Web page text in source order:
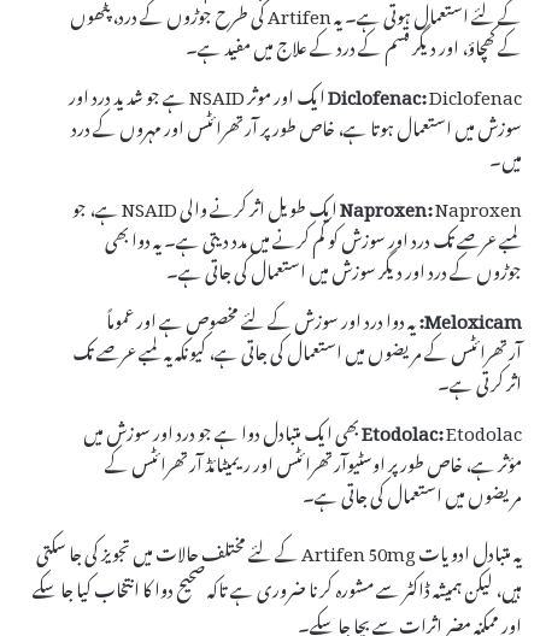
کے لئے استعمال ہوتی ہے۔ یہ Artifen کی طرح جوڑوں کے درد، پٹھوں
کے کھچاؤ، اور دیگر قسم کے درد کے علاج میں مفید ہے۔
Diclofenac:
Diclofenac ایک اور موثر NSAID ہے جو شدید درد اور
سوزش میں استعمال ہوتا ہے، خاص طور پر آرتھرائٹس اور مہروں کے درد
میں۔
Naproxen:
Naproxen ایک طویل اثر کرنے والی NSAID ہے، جو
لمبے عرصے تک درد اور سوزش کو کم کرنے میں مدد دیتی ہے۔ یہ دوا بھی
جوڑوں کے درد اور دیگر سوزش میں استعمال کی جاتی ہے۔
Meloxicam:یہ دوا درد اور سوزش کے لئے مخصوص ہے اور عموماً
آرتھرائٹس کے مریضوں میں استعمال کی جاتی ہے، کیونکہ یہ لمبے عرصے تک
اثر کرتی ہے۔
Etodolac:Etodolac بھی ایک متبادل دوا ہے جو درد اور سوزش میں
مؤثر ہے، خاص طور پر اوسٹیوآرتھرائٹس اور ریمیٹائڈ آرتھرائٹس کے
مریضوں میں استعمال کی جاتی ہے۔
یہ متبادل ادویات Artifen 50mg کے لئے مختلف حالات میں تجویز کی جا سکتی
ہیں، لیکن ہمیشہ ڈاکٹر سے مشورہ کرنا ضروری ہے تاکہ صحیح دوا کا انتخاب کیا جا سکے
اور ممکنہ مضر اثرات سے بچا جا سکے۔